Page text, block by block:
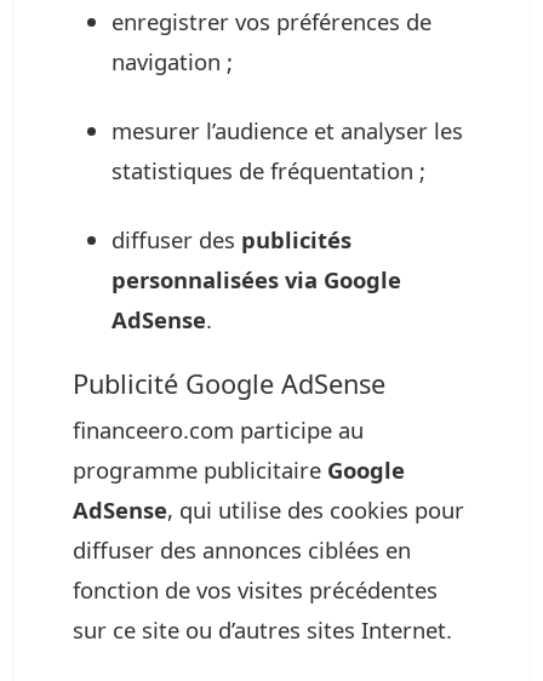
enregistrer vos préférences de
navigation ;
mesurer l’audience et analyser les
statistiques de fréquentation ;
diffuser des publicités
personnalisées via Google
AdSense.
Publicité Google AdSense
financeero.com participe au
programme publicitaire Google
AdSense, qui utilise des cookies pour
diffuser des annonces ciblées en
fonction de vos visites précédentes
sur ce site ou d’autres sites Internet.